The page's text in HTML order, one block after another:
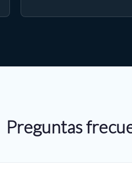
Preguntas